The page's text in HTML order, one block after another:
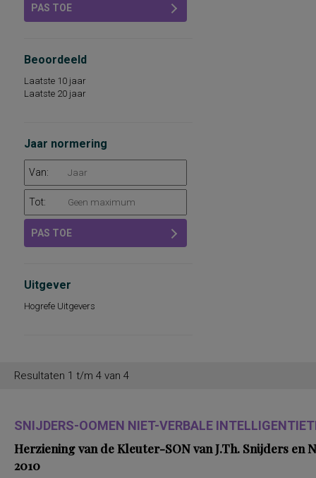
PAS TOE
Beoordeeld
Laatste 10 jaar
Laatste 20 jaar
Jaar normering
Van:
Tot:
PAS TOE
Uitgever
Hogrefe Uitgevers
Resultaten 1 t/m 4 van 4
SNIJDERS-OOMEN NIET-VERBALE
Herziening van de Kleuter-SON van J.Th. Snijders en
2010